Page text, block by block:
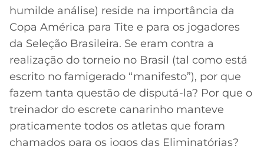
humilde análise) reside na importância da
Copa América para Tite e para os jogadores
da Seleção Brasileira. Se eram contra a
realização do torneio no Brasil (tal como está
escrito no famigerado “manifesto”), por que
fazem tanta questão de disputá-la? Por que o
treinador do escrete canarinho manteve
praticamente todos os atletas que foram
chamados para os jogos das Eliminatórias?